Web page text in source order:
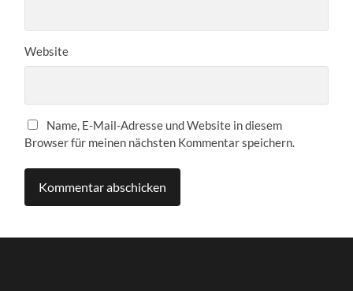
Website
Name, E-Mail-Adresse und Website in diesem
Browser für meinen nächsten Kommentar speichern.